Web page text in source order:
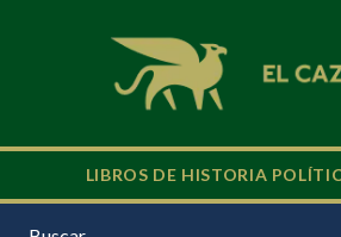
LIBROS DE HISTORIA